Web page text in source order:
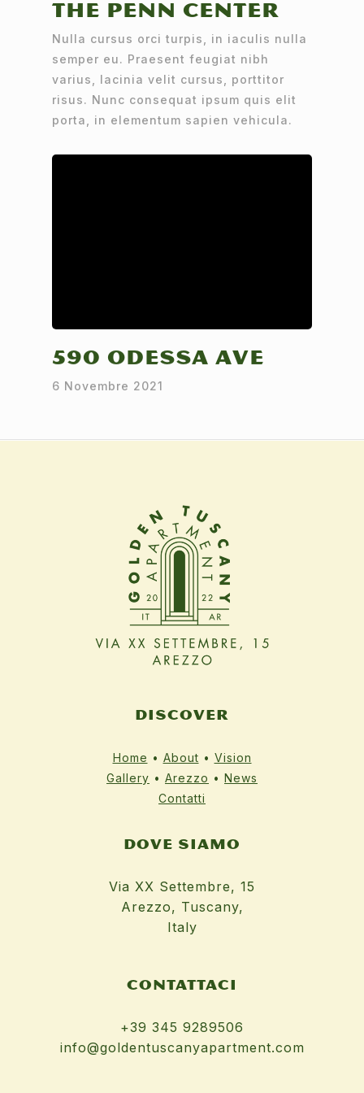
The Penn Center
Nulla cursus orci turpis, in iaculis nulla
semper eu. Praesent feugiat nibh
varius, lacinia velit cursus, porttitor
risus. Nunc consequat ipsum quis elit
porta, in elementum sapien vehicula.
590 Odessa Ave
6 Novembre 2021
DISCOVER
Home • About • Vision
Gallery • Arezzo • News
Contatti
DOVE SIAMO
Via XX Settembre, 15
Arezzo, Tuscany,
Italy
CONTATTACI
+39 345 9289506
info@goldentuscanyapartment.com